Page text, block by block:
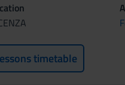
timetable